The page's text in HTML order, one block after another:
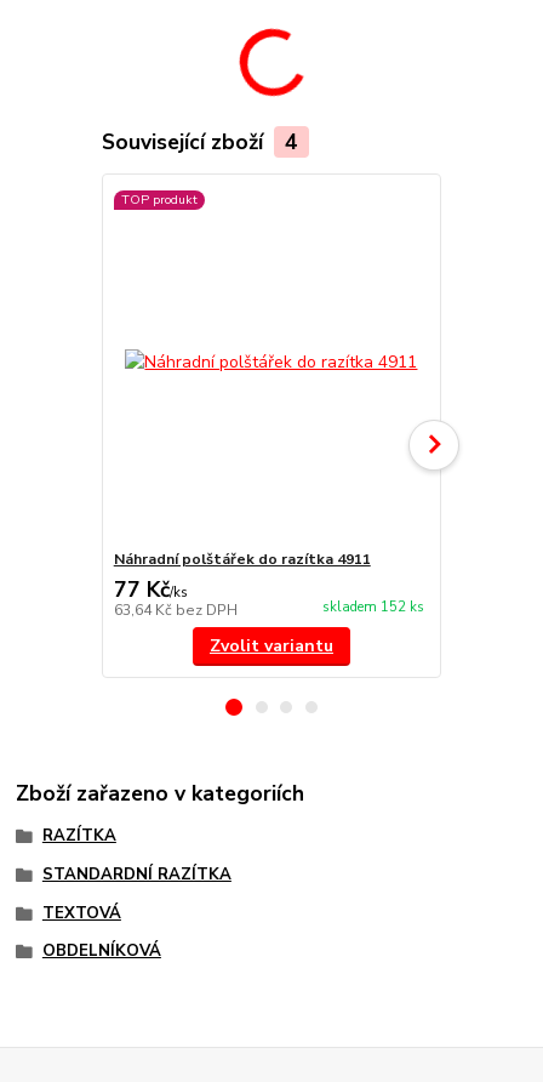
Související zboží 4
TOP produkt
Náhradní polštářek do razítka 4911
77 Kč/ks
63,64 Kč bez DPH skladem 152 ks
Zvolit variantu
Zboží zařazeno v kategoriích
RAZÍTKA
STANDARDNÍ RAZÍTKA
TEXTOVÁ
OBDELNÍKOVÁ